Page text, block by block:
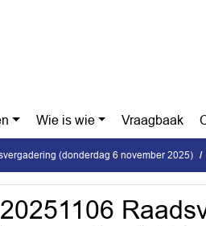
Wie is wie Vraagbaak
(donderdag 6 november 2025)
20251106